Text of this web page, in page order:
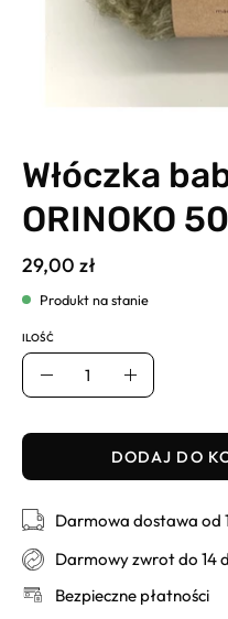
Włóczka
ORINOKO
29,00 zł
Produkt na stanie
ILOŚĆ
Ilość
Dodaj
DODAJ DO
Darmowa dostawa od
Darmowy zwrot do 14
Bezpieczne płatności